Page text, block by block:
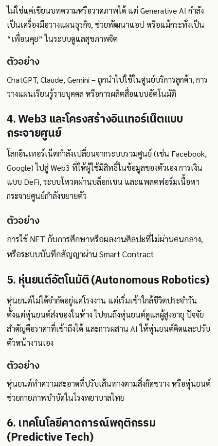
ไม่ใช่แค่เขียนบทความหรือวาดภาพได้ แต่ Generative AI กำลัง
เป็นเครื่องมือวางแผนธุรกิจ, ช่วยพัฒนาแอป หรือแม้กระทั่งเป็น
“เพื่อนคุย” ในระบบดูแลสุขภาพจิต
ตัวอย่าง
ChatGPT, Claude, Gemini – ถูกนำไปใช้ในศูนย์บริการลูกค้า, การ
วางแผนเรียนรู้รายบุคคล หรือการผลิตสื่อแบบอัตโนมัติ
4. Web3 และโครงสร้างอินเทอร์เน็ตแบบ
กระจายศูนย์
โลกอินเทอร์เน็ตกำลังเปลี่ยนจากระบบรวมศูนย์ (เช่น Facebook,
Google) ไปสู่ Web3 ที่ให้ผู้ใช้มีสิทธิ์ในข้อมูลของตัวเอง การเงิน
แบบ DeFi, ระบบโหวตผ่านบล็อกเชน และแพลตฟอร์มเนื้อหา
กระจายศูนย์กำลังขยายตัว
ตัวอย่าง
การใช้ NFT กับการศึกษาหรือผลงานศิลปะที่ไม่ผ่านคนกลาง,
หรือระบบบันทึกสัญญาผ่าน Smart Contract
5. หุ่นยนต์อัตโนมัติ (Autonomous Robotics)
หุ่นยนต์ไม่ได้จำกัดอยู่แค่โรงงาน แต่เริ่มเข้าใกล้ชีวิตประจำวัน
ตั้งแต่หุ่นยนต์ส่งของในห้าง ไปจนถึงหุ่นยนต์ดูแลผู้สูงอายุ ปัจจัย
สำคัญคือราคาที่เข้าถึงได้ และการผสาน AI ให้หุ่นยนต์คิดและปรับ
ตัวหน้างานเอง
ตัวอย่าง
หุ่นยนต์ทำความสะอาดที่ปรับเส้นทางตามสิ่งกีดขวาง หรือหุ่นยนต์
ช่วยกายภาพบำบัดในโรงพยาบาลไทย
6. เทคโนโลยีคาดการณ์พฤติกรรม
(Predictive Tech)